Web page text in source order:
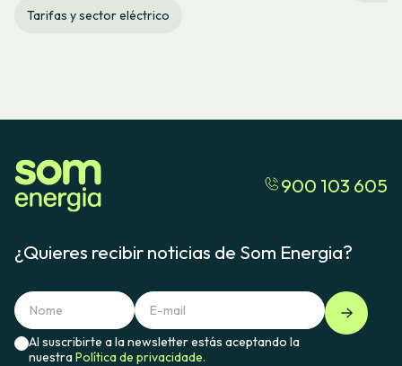
Tarifas y sector eléctrico
900 103 605
¿Quieres recibir noticias de Som Energia?
Al suscribirte a la newsletter estás aceptando la
nuestraPolítica de privacidade.